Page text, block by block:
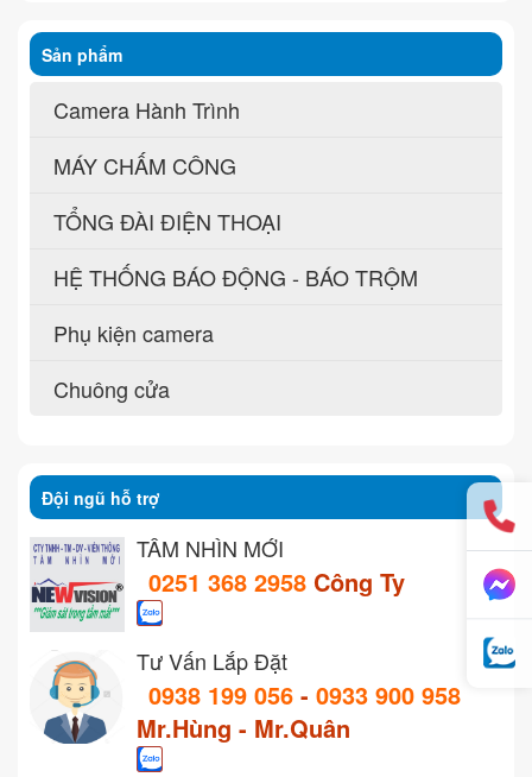
Sản phẩm
Camera Hành Trình
MÁY CHẤM CÔNG
TỔNG ĐÀI ĐIỆN THOẠI
HỆ THỐNG BÁO ĐỘNG - BÁO TRỘM
Phụ kiện camera
Chuông cửa
Đội ngũ hỗ trợ
TẦM NHÌN MỚI
0251 368 2958 Công Ty
Tư Vấn Lắp Đặt
0938 199 056 - 0933 900 958
Mr.Hùng - Mr.Quân